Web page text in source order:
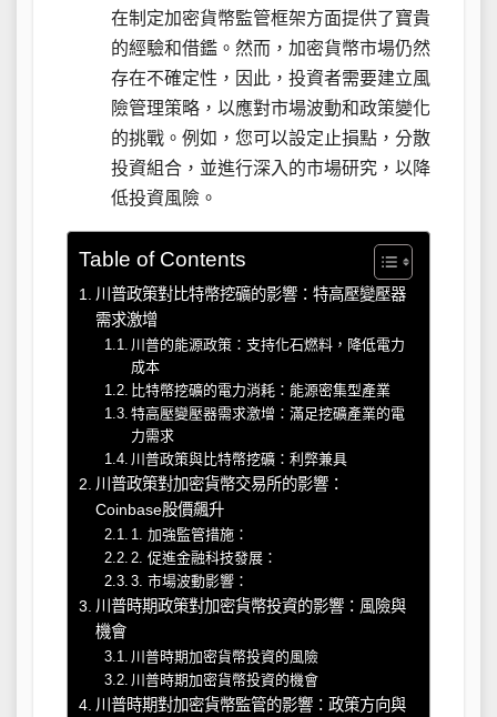
在制定加密貨幣監管框架方面提供了寶貴
的經驗和借鑑。然而，加密貨幣市場仍然
存在不確定性，因此，投資者需要建立風
險管理策略，以應對市場波動和政策變化
的挑戰。例如，您可以設定止損點，分散
投資組合，並進行深入的市場研究，以降
低投資風險。
Table of Contents
川普政策對比特幣挖礦的影響：特高壓變壓器
需求激增
川普的能源政策：支持化石燃料，降低電力
成本
比特幣挖礦的電力消耗：能源密集型產業
特高壓變壓器需求激增：滿足挖礦產業的電
力需求
川普政策與比特幣挖礦：利弊兼具
川普政策對加密貨幣交易所的影響：
Coinbase股價飆升
1. 加強監管措施：
2. 促進金融科技發展：
3. 市場波動影響：
川普時期政策對加密貨幣投資的影響：風險與
機會
川普時期加密貨幣投資的風險
川普時期加密貨幣投資的機會
川普時期對加密貨幣監管的影響：政策方向與